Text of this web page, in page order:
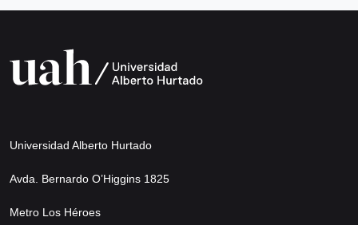
Universidad Alberto Hurtado
Avda. Bernardo O’Higgins 1825
Metro Los Héroes